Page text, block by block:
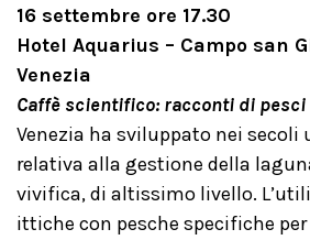
16 settembre ore 17.30
Hotel Aquarius – Campo san
Venezia
Caffè scientifico: racconti di pesci
Venezia ha sviluppato nei secoli
relativa alla gestione della
vivifica, di altissimo livello.
ittiche con pesche specifiche